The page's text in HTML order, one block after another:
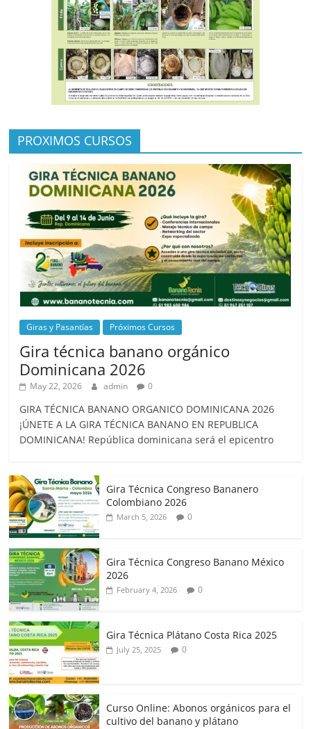
PROXIMOS CURSOS
Giras y Pasantías Próximos Cursos
Gira técnica banano orgánico
Dominicana 2026
May 22, 2026 admin 0
GIRA TÉCNICA BANANO ORGANICO DOMINICANA 2026
¡ÚNETE A LA GIRA TÉCNICA BANANO EN REPUBLICA
DOMINICANA! República dominicana será el epicentro
Gira Técnica Congreso Bananero
Colombiano 2026
March 5, 2026 0
Gira Técnica Congreso Banano México
2026
February 4, 2026 0
Gira Técnica Plátano Costa Rica 2025
July 25, 2025 0
Curso Online: Abonos orgánicos para el
cultivo del banano y plátano